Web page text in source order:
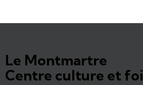
Le Montmartre
Centre culture et foi